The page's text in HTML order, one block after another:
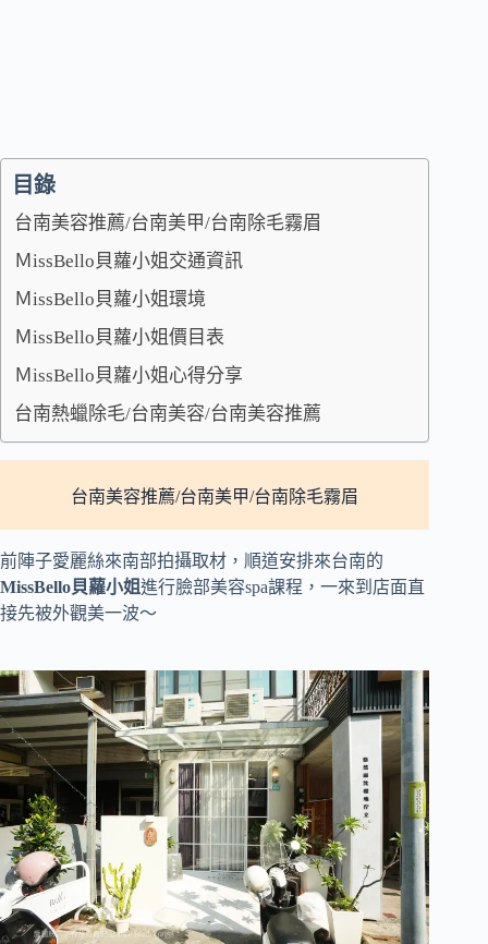
目錄
台南美容推薦/台南美甲/台南除毛霧眉
ＭissBello貝蘿小姐交通資訊
ＭissBello貝蘿小姐環境
ＭissBello貝蘿小姐價目表
​​​​ＭissBello貝蘿小姐心得分享
台南熱蠟除毛/台南美容/台南美容推薦
台南美容推薦/台南美甲/台南除毛霧眉
前陣子愛麗絲來南部拍攝取材，順道安排來台南的
MissBello貝蘿小姐進行臉部美容spa課程，一來到店面直
接先被外觀美一波～